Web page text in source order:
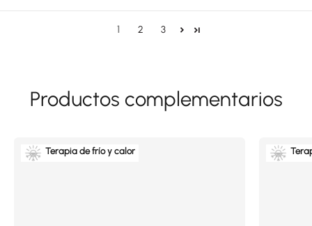
1 2 3
Terapia de frío y calor